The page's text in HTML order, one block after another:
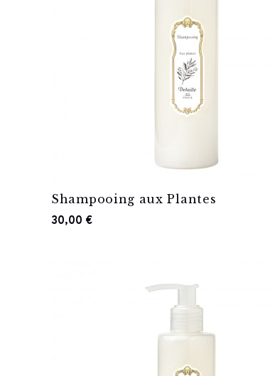
Shampooing aux Plantes
30,00 €